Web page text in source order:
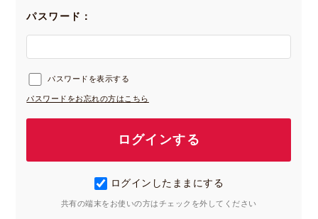
パスワード：
パスワードを表示する
パスワードをお忘れの方はこちら
ログインしたままにする
共有の端末をお使いの方はチェックを外してください